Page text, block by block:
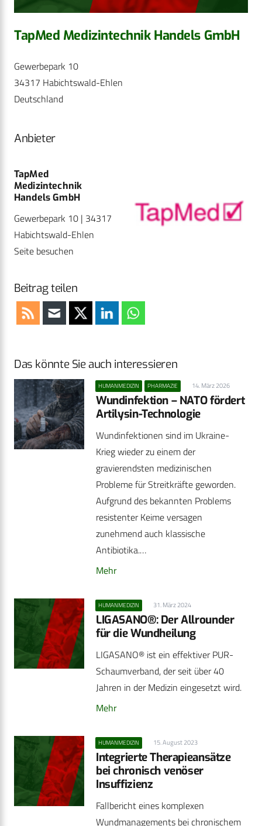
TapMed Medizintechnik Handels GmbH
Gewerbepark 10
34317 Habichtswald-Ehlen
Deutschland
Anbieter
TapMed
Medizintechnik
Handels GmbH
Gewerbepark 10 | 34317
Habichtswald-Ehlen
Seite besuchen
Beitrag teilen
Das könnte Sie auch interessieren
HUMANMEDIZIN PHARMAZIE 14. März 2026
Wundinfektion – NATO fördert
Artilysin-Technologie
Wundinfektionen sind im Ukraine-
Krieg wieder zu einem der
gravierendsten medizinischen
Probleme für Streitkräfte geworden.
Aufgrund des bekannten Problems
resistenter Keime versagen
zunehmend auch klassische
Antibiotika.…
Mehr
HUMANMEDIZIN 31. März 2024
LIGASANO®: Der Allrounder
für die Wundheilung
LIGASANO® ist ein effektiver PUR-
Schaumverband, der seit über 40
Jahren in der Medizin eingesetzt wird.
Mehr
HUMANMEDIZIN 15. August 2023
Integrierte Therapieansätze
bei chronisch venöser
Insuffizienz
Fallbericht eines komplexen
Wundmanagements bei chronischem